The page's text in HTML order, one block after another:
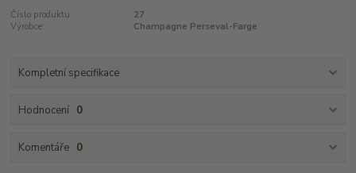
Číslo produktu:
27
Výrobce:
Champagne Perseval-Farge
Kompletní specifikace
Hodnocení 0
Komentáře 0